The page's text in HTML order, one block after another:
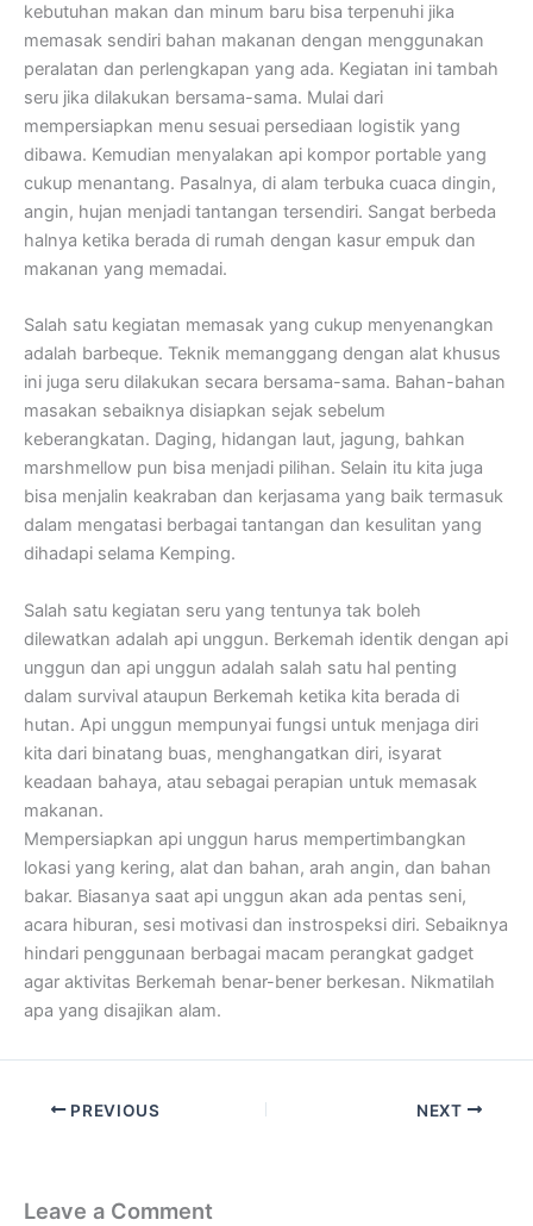
kebutuhan makan dan minum baru bisa terpenuhi jika
memasak sendiri bahan makanan dengan menggunakan
peralatan dan perlengkapan yang ada. Kegiatan ini tambah
seru jika dilakukan bersama-sama. Mulai dari
mempersiapkan menu sesuai persediaan logistik yang
dibawa. Kemudian menyalakan api kompor portable yang
cukup menantang. Pasalnya, di alam terbuka cuaca dingin,
angin, hujan menjadi tantangan tersendiri. Sangat berbeda
halnya ketika berada di rumah dengan kasur empuk dan
makanan yang memadai.
Salah satu kegiatan memasak yang cukup menyenangkan
adalah barbeque. Teknik memanggang dengan alat khusus
ini juga seru dilakukan secara bersama-sama. Bahan-bahan
masakan sebaiknya disiapkan sejak sebelum
keberangkatan. Daging, hidangan laut, jagung, bahkan
marshmellow pun bisa menjadi pilihan. Selain itu kita juga
bisa menjalin keakraban dan kerjasama yang baik termasuk
dalam mengatasi berbagai tantangan dan kesulitan yang
dihadapi selama Kemping.
Salah satu kegiatan seru yang tentunya tak boleh
dilewatkan adalah api unggun. Berkemah identik dengan api
unggun dan api unggun adalah salah satu hal penting
dalam survival ataupun Berkemah ketika kita berada di
hutan. Api unggun mempunyai fungsi untuk menjaga diri
kita dari binatang buas, menghangatkan diri, isyarat
keadaan bahaya, atau sebagai perapian untuk memasak
makanan.
Mempersiapkan api unggun harus mempertimbangkan
lokasi yang kering, alat dan bahan, arah angin, dan bahan
bakar. Biasanya saat api unggun akan ada pentas seni,
acara hiburan, sesi motivasi dan instrospeksi diri. Sebaiknya
hindari penggunaan berbagai macam perangkat gadget
agar aktivitas Berkemah benar-bener berkesan. Nikmatilah
apa yang disajikan alam.
PREVIOUS NEXT
Leave a Comment